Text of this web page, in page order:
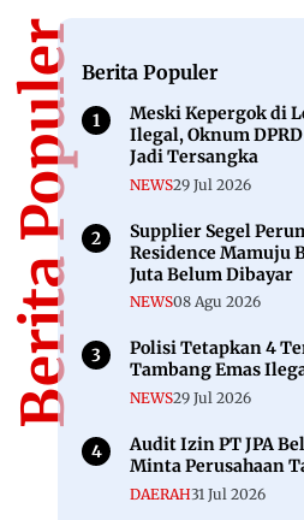
Berita PopulerBerita Populer
Meski Kepergok di
Ilegal, Oknum
Jadi Tersangka
NEWS29 Jul 2026
Supplier Segel
Residence Mamuju
Juta Belum Dibayar
NEWS08 Agu 2026
Polisi Tetapkan 4
Tambang Emas
NEWS29 Jul 2026
Audit Izin PT JPA
Minta Perusahaan
DAERAH31 Jul 2026